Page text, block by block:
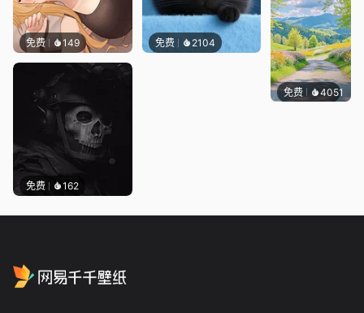
免费 149 免费 2104
免费 162
免费 4051豆子